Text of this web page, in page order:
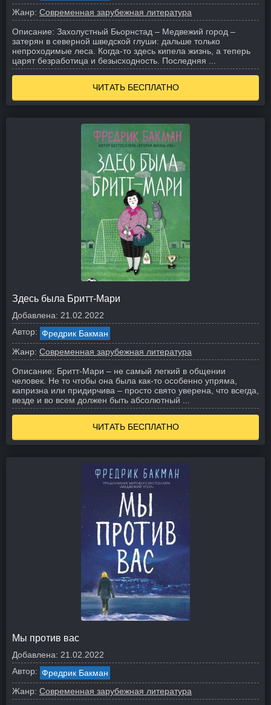
Жанр: Современная зарубежная литература
Описание: Захолустный Бьорнстад – Медвежий город –
затерян в северной шведской глуши: дальше только
непроходимые леса. Когда-то здесь кипела жизнь, а теперь
царят безработица и безысходность. Последняя ...
ЧИТАТЬ БЕСПЛАТНО
Здесь была Бритт-Мари
Добавлена: 21.02.2022
Автор: Фредрик Бакман
Жанр: Современная зарубежная литература
Описание: Бритт-Мари – не самый легкий в общении
человек. Не то чтобы она была как-то особенно упряма,
капризна или придирчива – просто свято уверена, что всегда,
везде и во всем должен быть абсолютный ...
ЧИТАТЬ БЕСПЛАТНО
Мы против вас
Добавлена: 21.02.2022
Автор: Фредрик Бакман
Жанр: Современная зарубежная литература